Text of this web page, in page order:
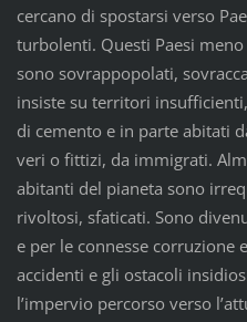
cercano di spostarsi verso
turbolenti. Questi Paesi
sono sovrappopolati,
insiste su territori
di cemento e in parte abitati
veri o fittizi, da immigrati.
abitanti del pianeta sono
rivoltosi, sfaticati. Sono
e per le connesse corruzione
accidenti e gli ostacoli
l’impervio percorso verso